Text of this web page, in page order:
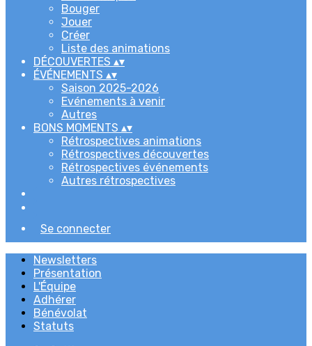
Bouger
Jouer
Créer
Liste des animations
DÉCOUVERTES ▴▾
ÉVÉNEMENTS ▴▾
Saison 2025-2026
Evénements à venir
Autres
BONS MOMENTS ▴▾
Rétrospectives animations
Rétrospectives découvertes
Rétrospectives événements
Autres rétrospectives
Se connecter
Newsletters
Présentation
L'Équipe
Adhérer
Bénévolat
Statuts